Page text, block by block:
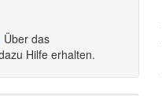
Über das
Hilfe erhalten.